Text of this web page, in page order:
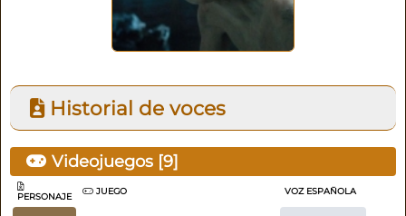
Historial de voces
Videojuegos [9]
PERSONAJE
JUEGO VOZ ESPAÑOLA